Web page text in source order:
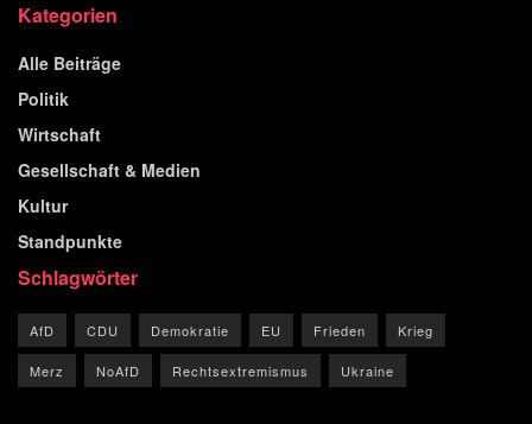
Kategorien
Alle Beiträge
Politik
Wirtschaft
Gesellschaft & Medien
Kultur
Standpunkte
Schlagwörter
AfD CDU Demokratie EU Frieden Krieg
Merz NoAfD Rechtsextremismus Ukraine